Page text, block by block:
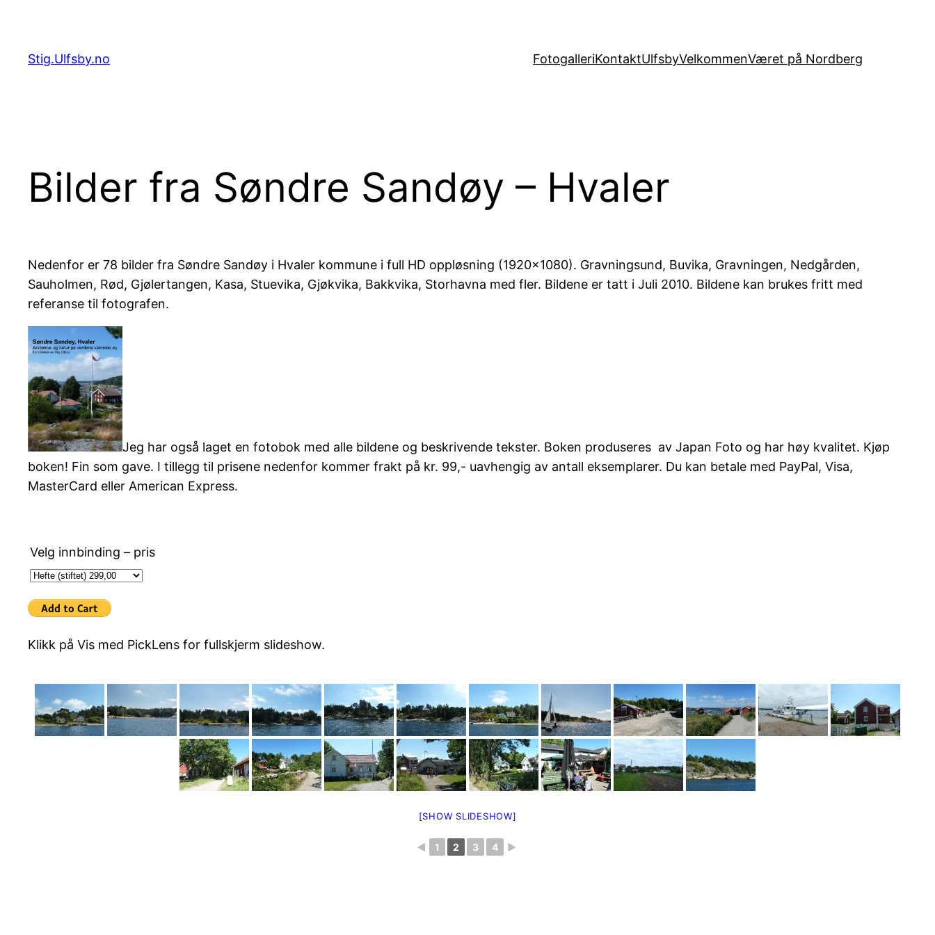
innhold
Stig.Ulfsby.no FotogalleriKontaktUlfsbyVelkommenVæret på Nordberg
Bilder fra Søndre Sandøy – Hvaler
Nedenfor er 78 bilder fra Søndre Sandøy i Hvaler kommune i full HD oppløsning (1920×1080). Gravningsund, Buvika, Gravningen, Nedgården,
Sauholmen, Rød, Gjølertangen, Kasa, Stuevika, Gjøkvika, Bakkvika, Storhavna med fler. Bildene er tatt i Juli 2010. Bildene kan brukes fritt med
referanse til fotografen.
Jeg har også laget en fotobok med alle bildene og beskrivende tekster. Boken produseres av Japan Foto og har høy kvalitet. Kjøp
boken! Fin som gave. I tillegg til prisene nedenfor kommer frakt på kr. 99,- uavhengig av antall eksemplarer. Du kan betale med PayPal, Visa,
MasterCard eller American Express.
Velg innbinding – pris
Klikk på Vis med PickLens for fullskjerm slideshow.
[SHOW SLIDESHOW]
◄ 1 2 3 4 ►